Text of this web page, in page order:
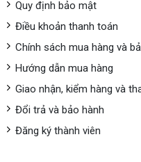
Quy định bảo mật
Điều khoản thanh toán
Chính sách mua hàng và
Hướng dẫn mua hàng
Giao nhận, kiểm hàng và
Đổi trả và bảo hành
Đăng ký thành viên